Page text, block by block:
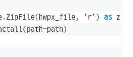
.ZipFile(hwpx_file, 'r' ) as zf
(path=path)